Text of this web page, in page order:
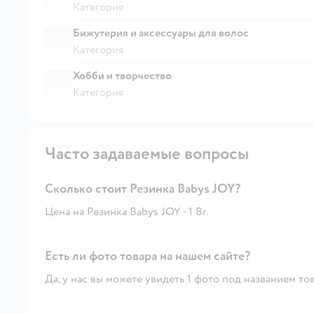
Категория
Бижутерия и аксессуары для волос
Категория
Хобби и творчество
Категория
Часто задаваемые вопросы
Сколько стоит Резинка Babys JOY?
Цена на Резинка Babys JOY - 1 Br.
Есть ли фото товара на нашем сайте?
Да, у нас вы можете увидеть 1 фото под названием